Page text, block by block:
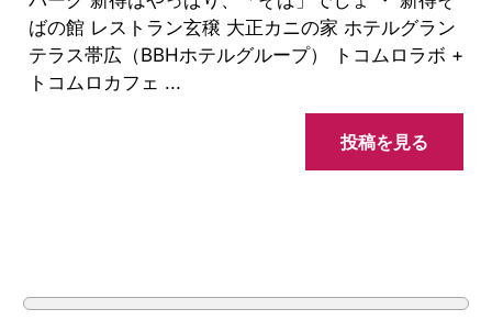
ばの館 レストラン玄穣 大正カニの家 ホテルグラン
テラス帯広（BBHホテルグループ） トコムロラボ +
トコムロカフェ ...
投稿を見る